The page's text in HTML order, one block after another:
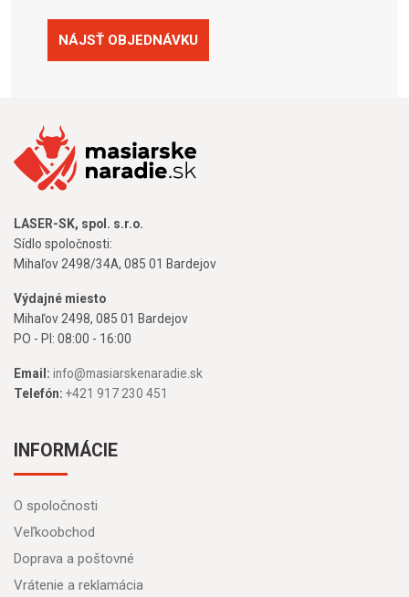
LASER-SK, spol. s.r.o.
Sídlo spoločnosti:
Mihaľov 2498/34A, 085 01 Bardejov
Výdajné miesto
Mihaľov 2498, 085 01 Bardejov
PO - PI: 08:00 - 16:00
Email: info@masiarskenaradie.sk
Telefón: +421 917 230 451
INFORMÁCIE
O spoločnosti
Veľkoobchod
Doprava a poštovné
Vrátenie a reklamácia